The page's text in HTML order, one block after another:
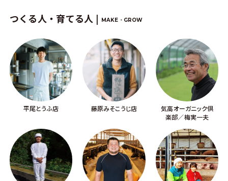
つくる人・育てる人 | MAKE・GROW
平尾とうふ店 藤原みそこうじ店
気高オーガニック倶
楽部／梅実一夫